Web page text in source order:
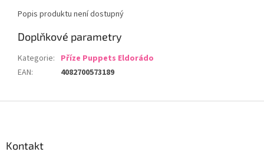
Popis produktu není dostupný
Doplňkové parametry
Kategorie: Příze Puppets Eldorádo
EAN: 4082700573189
Kontakt